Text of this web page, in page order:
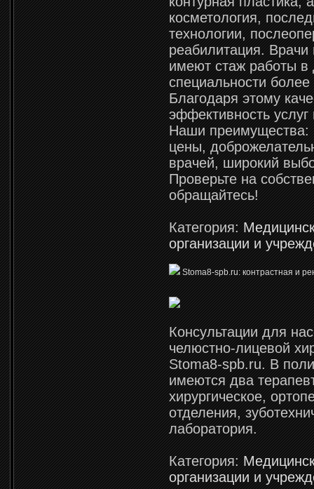
косметология,
технологии,
реабилитация.
имеют стаж работы в
специальности более
Благодаря этому
эффективность
Наши преимущества:
цены,
врачей, широкий
Проверьте на
обращайтесь!
Категория:
организации и
Stoma8-spb.ru: контрастная и
Консультации для
челюстно-лицевой
Stoma8-spb.ru. В
имеются два
хирургическое,
отделения,
лаборатория.
Категория:
организации и